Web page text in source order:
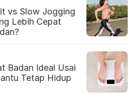
vs Slow Jogging
Lebih Cepat
Badan Ideal Usai
Tetap Hidup